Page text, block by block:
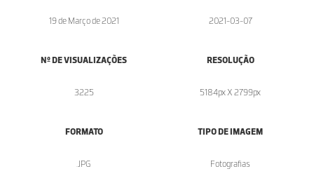
19 de Março de 2021 2021-03-07
Nº DE VISUALIZAÇÕES
3225
RESOLUÇÃO
5184px X 2799px
FORMATO
.JPG
TIPO DE IMAGEM
Fotografias